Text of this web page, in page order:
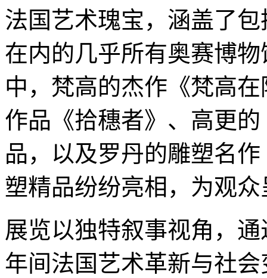
法国艺术瑰宝，涵盖了
在内的几乎所有奥赛博
中，梵高的杰作《梵高
作品《拾穗者》、高更
品，以及罗丹的雕塑名
塑精品纷纷亮相，为观
展览以独特叙事视角，
年间法国艺术革新与社